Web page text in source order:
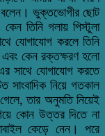
বলেন। ভুক্তভোগীর ছোট
তিনি গলায় পিস্টুলা
যোগাযোগ করলে তিনি
এবং কেন রক্তক্ষরণ হলো
সাথে যোগাযোগ করতে
সাংবাদিক নিয়ে গতকাল
গেলে, তার অনুমতি নিয়েই
কোন উত্তর দিতে না
কেড়ে নেন। পরে